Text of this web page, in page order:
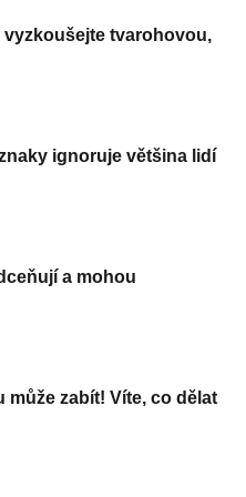
tvarohovou,
ignoruje většina lidí
a mohou
zabít! Víte, co dělat